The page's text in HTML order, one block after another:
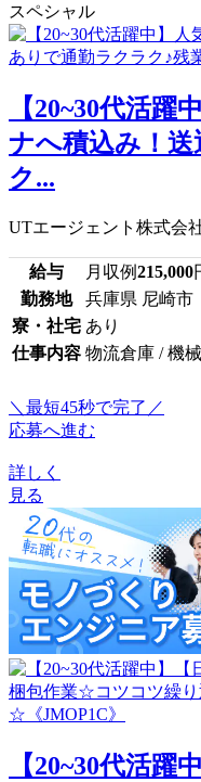
スペシャル
【20~30代活
ナへ積込み！
ク...
UTエージェント株式会
給与 月収例215,000
勤務地
兵庫県 尼崎市
寮・社宅 あり
仕事内容 物流倉庫 / 機
＼最短45秒で完了／
応募へ進む
詳しく
見る
【20~30代活躍